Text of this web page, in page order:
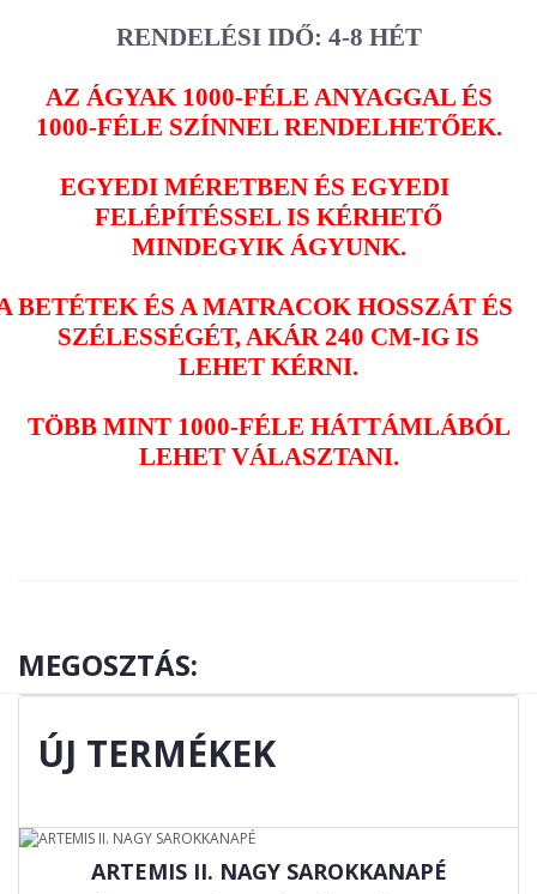
RENDELÉSI IDŐ: 4-8 HÉT
AZ ÁGYAK 1000-FÉLE ANYAGGAL ÉS
1000-FÉLE SZÍNNEL RENDELHETŐEK.
EGYEDI MÉRETBEN ÉS EGYEDI
FELÉPÍTÉSSEL IS KÉRHETŐ
MINDEGYIK ÁGYUNK.
BETÉTEK ÉS A MATRACOK HOSSZÁT ÉS
SZÉLESSÉGÉT, AKÁR 240 CM-IG IS
LEHET KÉRNI.
TÖBB MINT 1000-FÉLE HÁTTÁMLÁBÓL
LEHET VÁLASZTANI.
MEGOSZTÁS:
ÚJ TERMÉKEK
ARTEMIS II. NAGY SAROKKANAPÉ